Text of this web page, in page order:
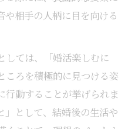
や相手の人柄に目を向ける
しては、「婚活楽しむに
ころを積極的に見つける姿
行動することが挙げられま
」として、結婚後の生活や